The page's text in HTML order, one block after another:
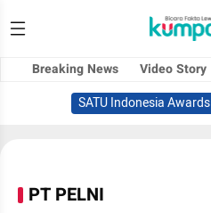
Breaking News Video Story
SATU Indonesia Awards
PT PELNI